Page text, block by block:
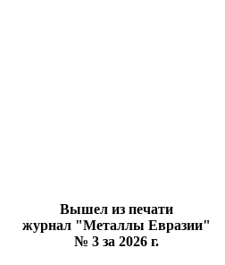
Вышел из печати
журнал "Металлы Евразии"
№ 3 за 2026 г.